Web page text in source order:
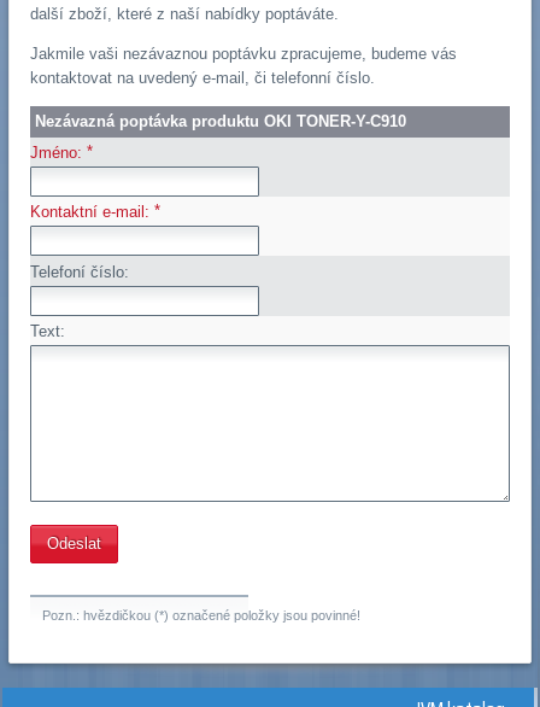
další zboží, které z naší nabídky poptáváte.
Jakmile vaši nezávaznou poptávku zpracujeme, budeme vás
kontaktovat na uvedený e-mail, či telefonní číslo.
Nezávazná poptávka produktu OKI TONER-Y-C910
Jméno: *
Kontaktní e-mail: *
Telefoní číslo:
Text:
Pozn.: hvězdičkou (*) označené položky jsou povinné!